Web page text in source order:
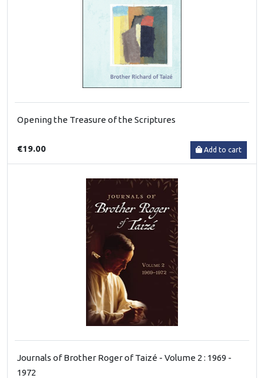
Opening the Treasure of the Scriptures
€19.00 Add to cart
Journals of Brother Roger of Taizé - Volume 2 : 1969 -
1972